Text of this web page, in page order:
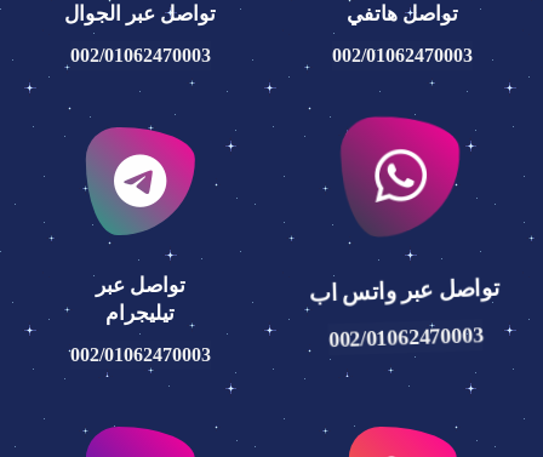
تواصل هاتفي
002/01062470003
تواصل عبر الجوال
002/01062470003
تواصل عبر واتس اب
002/01062470003
تواصل عبر
تيليجرام
002/01062470003